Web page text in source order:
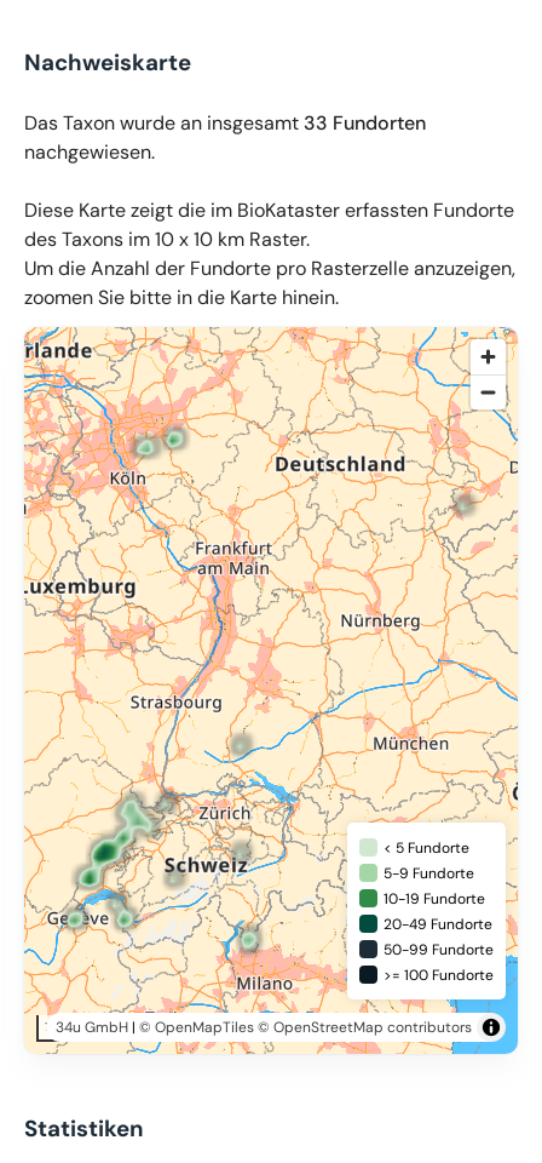
Nachweiskarte
Das Taxon wurde an insgesamt 33 Fundorten
nachgewiesen.
Diese Karte zeigt die im BioKataster erfassten Fundorte
des Taxons im 10 x 10 km Raster.
Um die Anzahl der Fundorte pro Rasterzelle anzuzeigen,
zoomen Sie bitte in die Karte hinein.
© OpenMapTiles,OpenStreetMap, 34u GmbH
100 km
34u GmbH| © OpenMapTiles© OpenStreetMap contributors
< 5 Fundorte
5-9 Fundorte
10-19 Fundorte
20-49 Fundorte
50-99 Fundorte
>= 100 Fundorte
Statistiken